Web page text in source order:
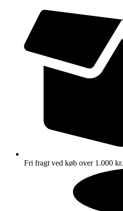
Fri fragt ved køb over 1.000 kr.